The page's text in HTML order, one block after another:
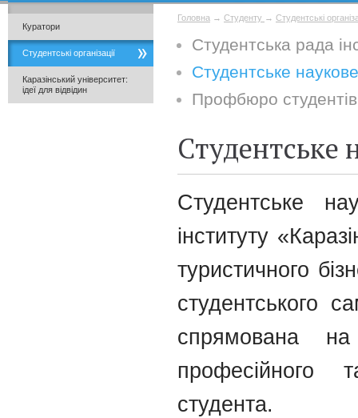
Головна → Студенту → Студентські
Студентська рада
Студентське
Профбюро студентів
Студентське
Студентське
інституту
туристичного
студентського
спрямована
професійного
студента.
Куратори
Студентські організації
Каразінський університет:
ідеї для відвідин